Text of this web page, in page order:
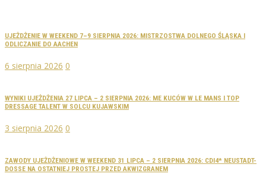
UJEŻDŻENIE W WEEKEND 7–9 SIERPNIA 2026: MISTRZOSTWA DOLNEGO ŚLĄSKA I
ODLICZANIE DO AACHEN
6 sierpnia 2026 0
WYNIKI UJEŻDŻENIA 27 LIPCA – 2 SIERPNIA 2026: ME KUCÓW W LE MANS I TOP
DRESSAGE TALENT W SOLCU KUJAWSKIM
3 sierpnia 2026 0
ZAWODY UJEŻDŻENIOWE W WEEKEND 31 LIPCA – 2 SIERPNIA 2026: CDI4* NEUSTADT-
DOSSE NA OSTATNIEJ PROSTEJ PRZED AKWIZGRANEM